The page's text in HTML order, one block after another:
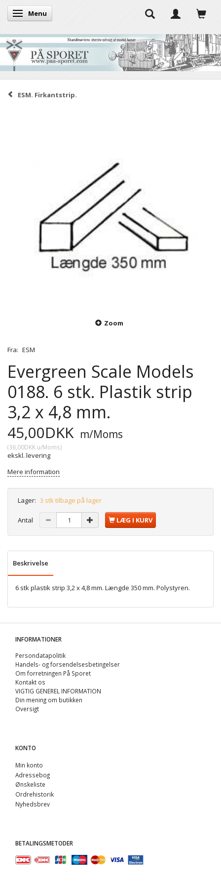
Skifte navigation
Menu
ESM. Firkantstrip.
Zoom
Fra: ESM
Evergreen Scale Models
0188. 6 stk. Plastik strip
3,2 x 4,8 mm.
45,00DKK m/Moms
(36,00DKK u/Moms)
ekskl. levering
Mere information
Lager: 3 stk tilbage på lager
Antal LÆG I KURV
Beskrivelse
6 stk plastik strip 3,2 x 4,8 mm. Længde 350 mm. Polystyren.
INFORMATIONER
Persondatapolitik
Handels- og forsendelsesbetingelser
Om forretningen På Sporet
Kontakt os
VIGTIG GENEREL INFORMATION
Din mening om butikken
Oversigt
KONTO
Min konto
Adressebog
Ønskeliste
Ordrehistorik
Nyhedsbrev
BETALINGSMETODER